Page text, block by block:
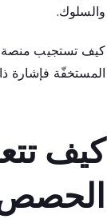
والسلوك.
كيف تستجيب منصة
المستخفّة فإشارة
الحصص